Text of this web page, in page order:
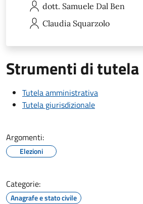
dott. Samuele Dal Ben
Claudia Squarzolo
Strumenti di tutela
Tutela amministrativa
Tutela giurisdizionale
Argomenti:
Elezioni
Categorie:
Anagrafe e stato civile